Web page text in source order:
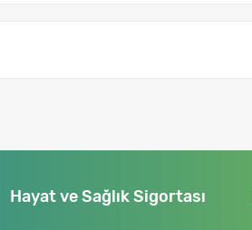
Hayat ve Sağlık Sigortası